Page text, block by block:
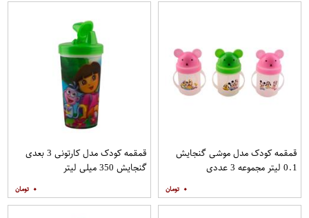
قمقمه کودک مدل موشی گنجایش
0.1 لیتر مجموعه 3 عددی
۰
قمقمه کودک مدل کارتونی 3 بعدی
گنجایش 350 میلی لیتر
۰